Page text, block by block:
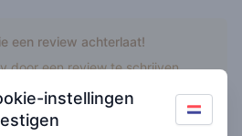
een review achterlaat!
door een review te schrijven.
instellingen